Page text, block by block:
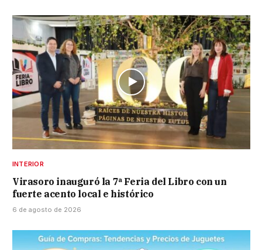
INTERIOR
Virasoro inauguró la 7ª Feria del Libro con un
fuerte acento local e histórico
6 de agosto de 2026